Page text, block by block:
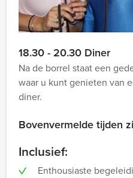
18.30 - 20.30 Diner
Na de borrel staat een
waar u kunt genieten van
diner.
Bovenvermelde tijden
Inclusief:
Enthousiaste